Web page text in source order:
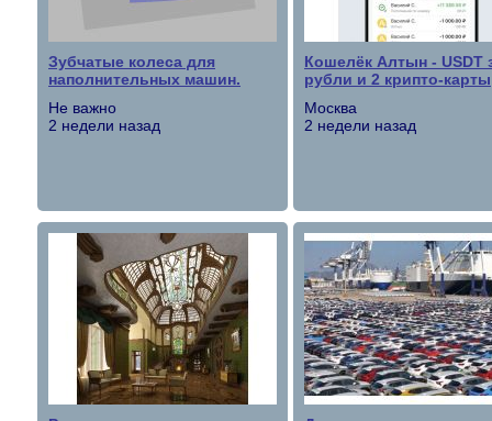
Зубчатые колеса для
наполнительных машин.
Не важно
2 недели назад
Кошелёк Алтын - USDT
рубли и 2 крипто-карты
Москва
2 недели назад